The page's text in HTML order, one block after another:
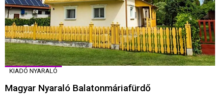
KIADÓ NYARALÓ
Magyar Nyaraló Balatonmáriafürdő